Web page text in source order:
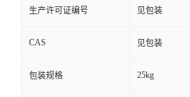
生产许可证编号 见包装
CAS 见包装
包装规格 25kg